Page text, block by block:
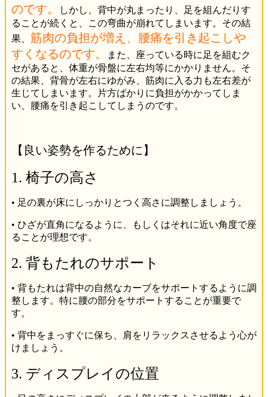
のです。
しかし、背中が丸まったり、足を組んだりす
ることが続くと、この弯曲が崩れてしまいます。その結
果、 筋肉の負担が増え、腰痛を引き起こしや
すくなるのです。
また、座っている時に足を組むク
セがあると、体重が骨盤に左右均等にかかりません。そ
の結果、背骨が左右にゆがみ、筋肉に入る力も左右差が
生じてしまいます。片方ばかりに負担がかかってしま
い、腰痛を引き起こしてしまうのです。
【良い姿勢を作るために】
1. 椅子の高さ
• 足の裏が床にしっかりとつく高さに調整しましょう。
• ひざが直角になるように、もしくはそれに近い角度で座
ることが理想です。
2. 背もたれのサポート
• 背もたれは背中の自然なカーブをサポートするように調
整します。特に腰の部分をサポートすることが重要で
す。
• 背中をまっすぐに保ち、肩をリラックスさせるよう心が
けましょう。
3. ディスプレイの位置